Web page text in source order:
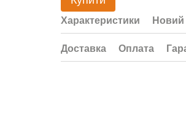
Характеристики Новий
Доставка Оплата